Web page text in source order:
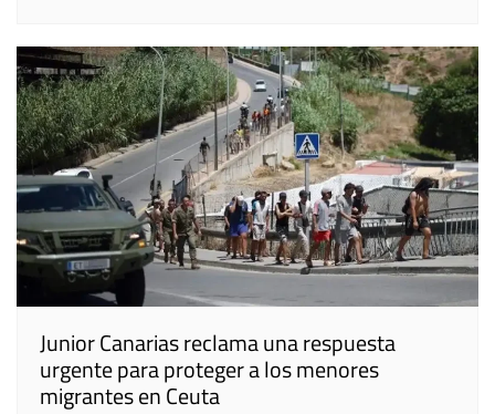
Junior Canarias reclama una respuesta
urgente para proteger a los menores
migrantes en Ceuta